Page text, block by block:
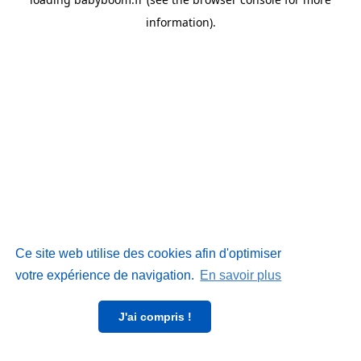
Ce site web utilise des cookies afin d'optimiser
votre expérience de navigation. En savoir plus
J'ai compris !
information).